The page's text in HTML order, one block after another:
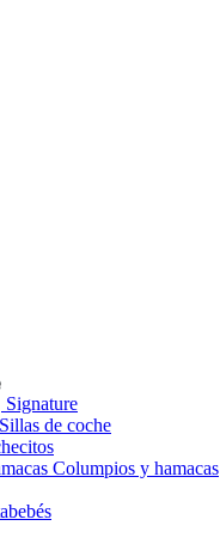
Signature
Sillas de coche
Columpios y hamacas